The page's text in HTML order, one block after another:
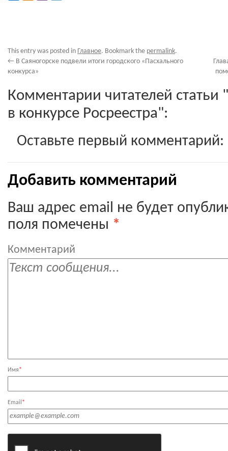
This entry was posted in Главное. Bookmark the permalink.
← В Саяногорске подвели итоги городского «Пасхального
конкурса»
Комментарии читателей статьи
в конкурсе Росреестра":
Оставьте первый комментарий:
Добавить комментарий
Ваш адрес email не будет
поля помечены *
Комментарий
Имя*
Email *